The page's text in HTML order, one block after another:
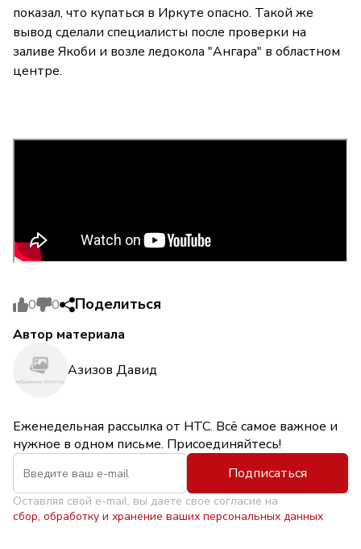
показал, что купаться в Иркуте опасно. Такой же
вывод сделали специалисты после проверки на
заливе Якоби и возле ледокола "Ангара" в областном
центре.
0 0 Поделиться
Автор материала
Азизов Давид
Еженедельная рассылка от НТС. Всё самое важное и
нужное в одном письме. Присоединяйтесь!
Подписаться
Оставляя свой e-mail, вы даете свое согласие на
сбор, обработку и хранение ваших персональных данных